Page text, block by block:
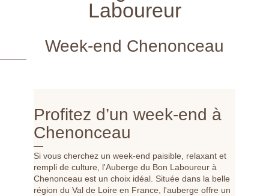
Laboureur
Week-end Chenonceau
Profitez d’un week-end à
Chenonceau
Si vous cherchez un week-end paisible, relaxant et
rempli de culture, l'Auberge du Bon Laboureur à
Chenonceau est un choix idéal. Située dans la belle
région du Val de Loire en France, l'auberge offre un